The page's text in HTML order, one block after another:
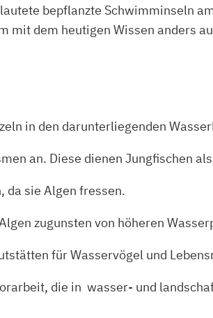
bepflanzte Schwimminseln
mit dem heutigen Wissen anders
in den darunterliegenden
an. Diese dienen Jungfischen
da sie Algen fressen.
zugunsten von höheren
für Wasservögel und
die in wasser- und